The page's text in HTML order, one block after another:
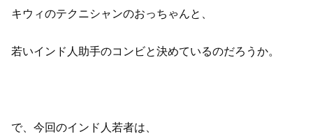
キウィのテクニシャンのおっちゃんと、
若いインド人助手のコンビと決めているのだろうか。
で、今回のインド人若者は、